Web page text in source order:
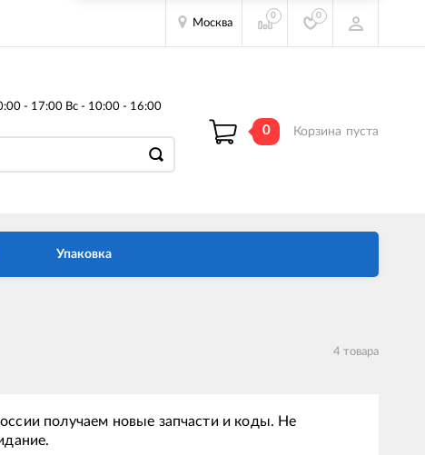
Москва
0 0
- 17:00 Вс - 10:00 - 16:00
0 Корзина пуста
Упаковка
4 товара
получаем новые запчасти и коды. Не